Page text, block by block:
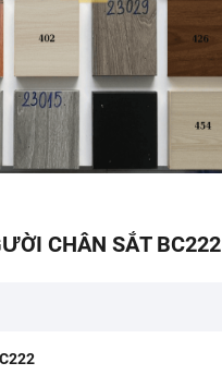
CHÂN SẮT BC222